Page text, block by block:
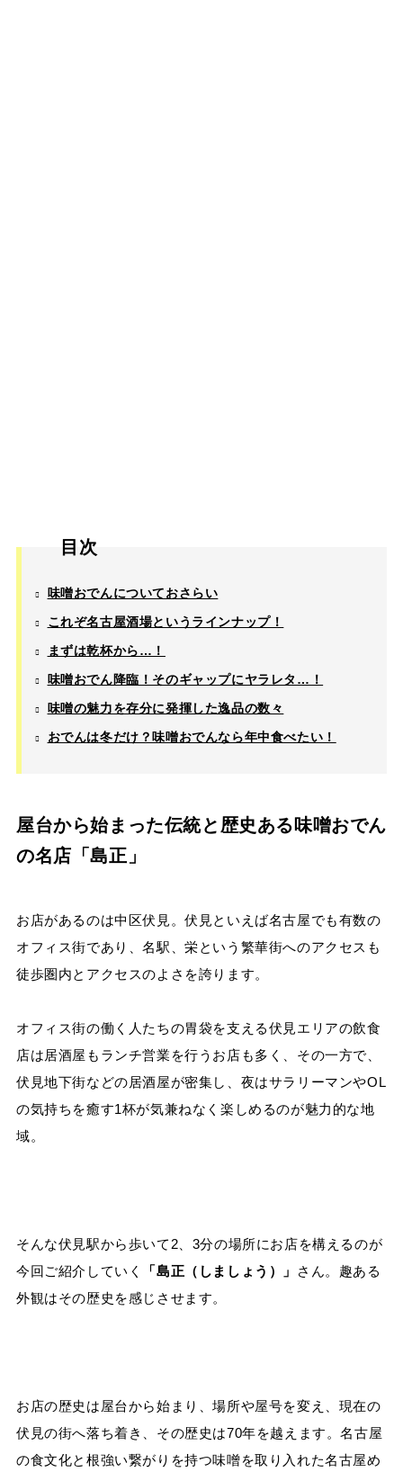
目次
味噌おでんについておさらい
これぞ名古屋酒場というラインナップ！
まずは乾杯から…！
味噌おでん降臨！そのギャップにヤラレタ…！
味噌の魅力を存分に発揮した逸品の数々
おでんは冬だけ？味噌おでんなら年中食べたい！
屋台から始まった伝統と歴史ある味噌おでん
の名店「島正」
お店があるのは中区伏見。伏見といえば名古屋でも有数の
オフィス街であり、名駅、栄という繁華街へのアクセスも
徒歩圏内とアクセスのよさを誇ります。
オフィス街の働く人たちの胃袋を支える伏見エリアの飲食
店は居酒屋もランチ営業を行うお店も多く、その一方で、
伏見地下街などの居酒屋が密集し、夜はサラリーマンやOL
の気持ちを癒す1杯が気兼ねなく楽しめるのが魅力的な地
域。
そんな伏見駅から歩いて2、3分の場所にお店を構えるのが
今回ご紹介していく
「島正（しましょう）」
さん。趣ある
外観はその歴史を感じさせます。
お店の歴史は屋台から始まり、場所や屋号を変え、現在の
伏見の街へ落ち着き、その歴史は70年を越えます。名古屋
の食文化と根強い繋がりを持つ味噌を取り入れた名古屋め